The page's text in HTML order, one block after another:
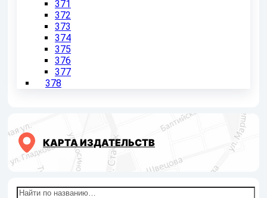
371
372
373
374
375
376
377
378
КАРТА ИЗДАТЕЛЬСТВ